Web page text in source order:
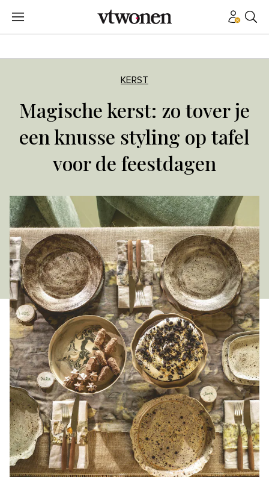
KERST
Magische kerst: zo tover je
een knusse styling op tafel
voor de feestdagen